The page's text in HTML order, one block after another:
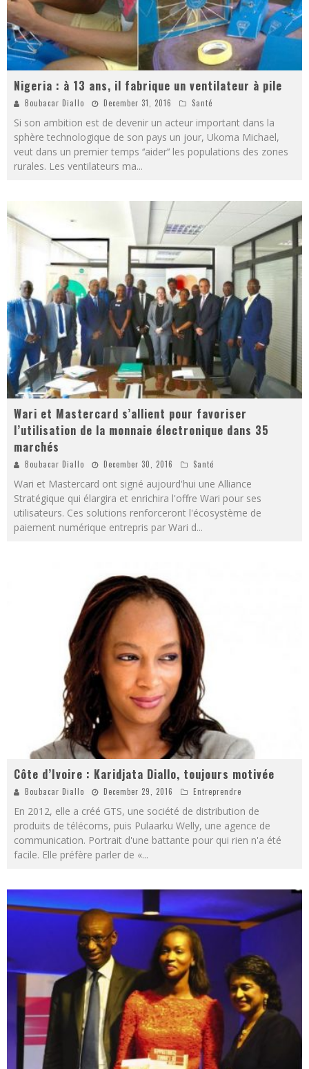
Nigeria : à 13 ans, il fabrique un ventilateur à pile
Boubacar Diallo December 31, 2016 Santé
Si son ambition est de devenir un acteur important dans la
sphère technologique de son pays un jour, Ukoma Michael,
veut dans un premier temps ‘‘aider’‘ les populations des zones
rurales. Les ventilateurs ma...
Wari et Mastercard s’allient pour favoriser
l’utilisation de la monnaie électronique dans 35
marchés
Boubacar Diallo December 30, 2016 Santé
Wari et Mastercard ont signé aujourd'hui une Alliance
Stratégique qui élargira et enrichira l'offre Wari pour ses
utilisateurs. Ces solutions renforceront l'écosystème de
paiement numérique entrepris par Wari d...
Côte d’Ivoire : Karidjata Diallo, toujours motivée
Boubacar Diallo December 29, 2016 Entreprendre
En 2012, elle a créé GTS, une société de distribution de
produits de télécoms, puis Pulaarku Welly, une agence de
communication. Portrait d'une battante pour qui rien n'a été
facile. Elle préfère parler de «...